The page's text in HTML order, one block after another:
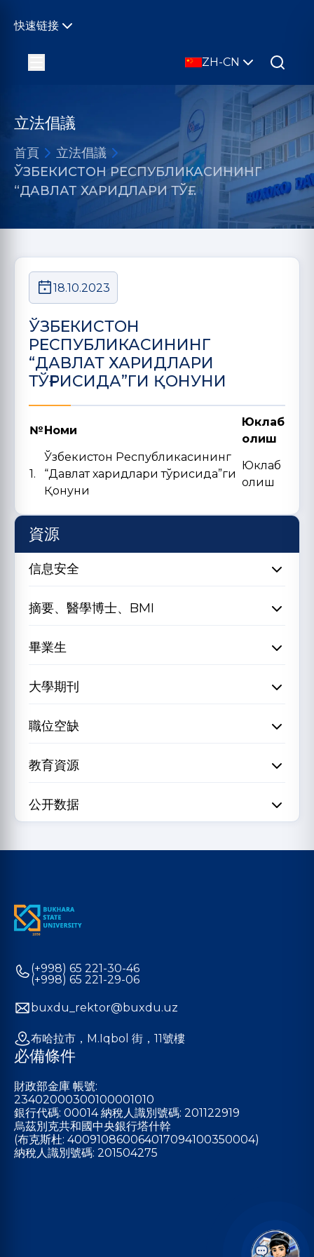
快速链接
ZH-CN
立法倡議
首頁
立法倡議
ЎЗБЕКИСТОН РЕСПУБЛИКАСИНИНГ
“ДАВЛАТ ХАРИДЛАРИ ТЎҒ…
18.10.2023
ЎЗБЕКИСТОН
РЕСПУБЛИКАСИНИНГ
“ДАВЛАТ ХАРИДЛАРИ
ТЎҒРИСИДА”ГИ ҚОНУНИ
№Номи
Юклаб
олиш
1.
Ўзбекистон Республикасининг
“Давлат харидлари тўғрисида”ги
Қонуни
Юклаб
олиш
資源
信息安全
摘要、醫學博士、BMI
畢業生
大學期刊
職位空缺
教育資源
公开数据
(+998) 65 221-30-46
(+998) 65 221-29-06
buxdu_rektor@buxdu.uz
布哈拉市，M.Iqbol 街，11號樓
必備條件
財政部金庫 帳號:
23402000300100001010
銀行代碼: 00014 納稅人識別號碼: 201122919
烏茲別克共和國中央銀行塔什幹
(布克斯杜: 400910860064017094100350004)
納稅人識別號碼: 201504275